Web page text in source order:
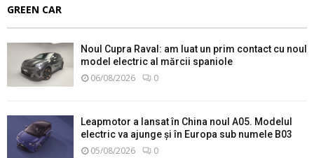
GREEN CAR
Noul Cupra Raval: am luat un prim contact cu noul
model electric al mărcii spaniole
06/08/2026 0
Leapmotor a lansat în China noul A05. Modelul
electric va ajunge și în Europa sub numele B03
05/08/2026 0